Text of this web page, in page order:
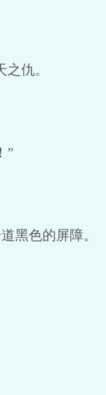
仇。
”
黑色的屏障。